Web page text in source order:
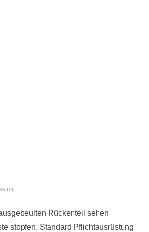
mit.
Rückenteil sehen
stopfen. Standard Pflichtausrüstung